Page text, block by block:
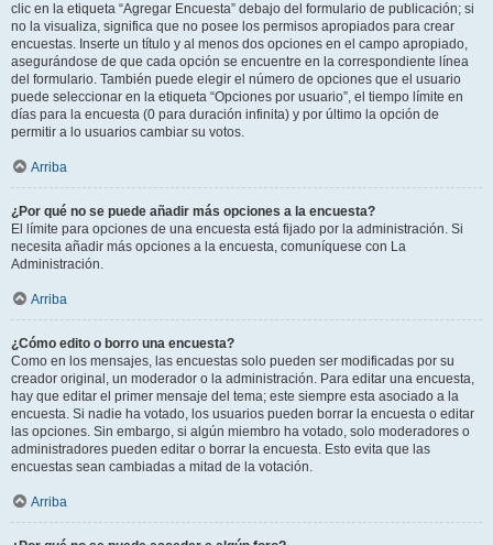
clic en la etiqueta “Agregar Encuesta” debajo del formulario de publicación; si
no la visualiza, significa que no posee los permisos apropiados para crear
encuestas. Inserte un título y al menos dos opciones en el campo apropiado,
asegurándose de que cada opción se encuentre en la correspondiente línea
del formulario. También puede elegir el número de opciones que el usuario
puede seleccionar en la etiqueta “Opciones por usuario”, el tiempo límite en
días para la encuesta (0 para duración infinita) y por último la opción de
permitir a lo usuarios cambiar su votos.
Arriba
¿Por qué no se puede añadir más opciones a la encuesta?
El límite para opciones de una encuesta está fijado por la administración. Si
necesita añadir más opciones a la encuesta, comuníquese con La
Administración.
Arriba
¿Cómo edito o borro una encuesta?
Como en los mensajes, las encuestas solo pueden ser modificadas por su
creador original, un moderador o la administración. Para editar una encuesta,
hay que editar el primer mensaje del tema; este siempre esta asociado a la
encuesta. Si nadie ha votado, los usuarios pueden borrar la encuesta o editar
las opciones. Sin embargo, si algún miembro ha votado, solo moderadores o
administradores pueden editar o borrar la encuesta. Esto evita que las
encuestas sean cambiadas a mitad de la votación.
Arriba